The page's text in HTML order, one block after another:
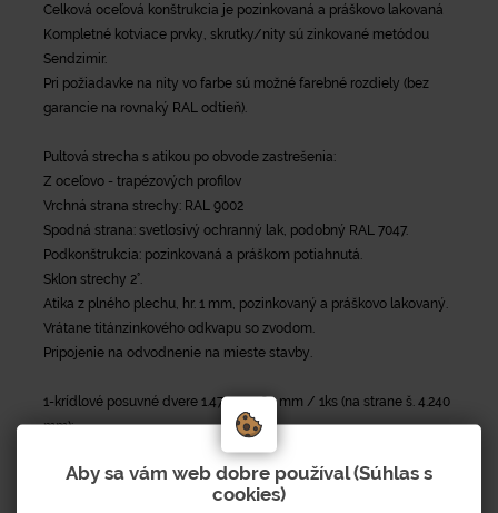
Celková oceľová konštrukcia je pozinkovaná a práškovo lakovaná
Kompletné kotviace prvky, skrutky/nity sú zinkované metódou
Sendzimir.
Pri požiadavke na nity vo farbe sú možné farebné rozdiely (bez
garancie na rovnaký RAL odtieň).
Pultová strecha s atikou po obvode zastrešenia:
Z oceľovo - trapézových profilov
Vrchná strana strechy: RAL 9002
Spodná strana: svetlosivý ochranný lak, podobný RAL 7047.
Podkonštrukcia: pozinkovaná a práškom potiahnutá.
Sklon strechy 2°.
Atika z plného plechu, hr. 1 mm, pozinkovaný a práškovo lakovaný.
Vrátane titánzinkového odkvapu so zvodom.
Pripojenie na odvodnenie na mieste stavby.
1-krídlové posuvné dvere 1.475 x 2.260 mm / 1ks (na strane š. 4.240
mm):
Pozostáva z jedného 40 /40 obvodového rámu, so stredovým
profilom.
Výplň dverí je podľa výplne prístrešku.
Aby sa vám web dobre používal (Súhlas s
cookies)